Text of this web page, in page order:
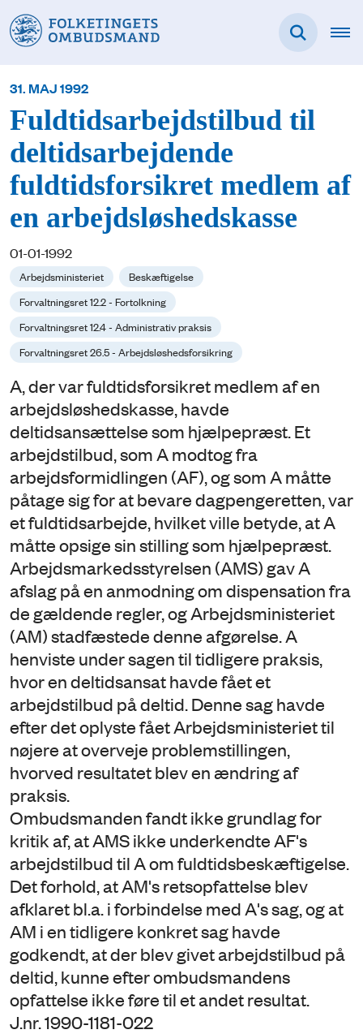
31. MAJ 1992
Fuldtidsarbejdstilbud til
deltidsarbejdende
fuldtidsforsikret medlem af
en arbejdsløshedskasse
01-01-1992
Arbejdsministeriet
Beskæftigelse
Forvaltningsret 12.2 - Fortolkning
Forvaltningsret 12.4 - Administrativ praksis
Forvaltningsret 26.5 - Arbejdsløshedsforsikring
A, der var fuldtidsforsikret medlem af en
arbejdsløshedskasse, havde
deltidsansættelse som hjælpepræst. Et
arbejdstilbud, som A modtog fra
arbejdsformidlingen (AF), og som A måtte
påtage sig for at bevare dagpengeretten, var
et fuldtidsarbejde, hvilket ville betyde, at A
måtte opsige sin stilling som hjælpepræst.
Arbejdsmarkedsstyrelsen (AMS) gav A
afslag på en anmodning om dispensation fra
de gældende regler, og Arbejdsministeriet
(AM) stadfæstede denne afgørelse. A
henviste under sagen til tidligere praksis,
hvor en deltidsansat havde fået et
arbejdstilbud på deltid. Denne sag havde
efter det oplyste fået Arbejdsministeriet til
nøjere at overveje problemstillingen,
hvorved resultatet blev en ændring af
praksis.
Ombudsmanden fandt ikke grundlag for
kritik af, at AMS ikke underkendte AF's
arbejdstilbud til A om fuldtidsbeskæftigelse.
Det forhold, at AM's retsopfattelse blev
afklaret bl.a. i forbindelse med A's sag, og at
AM i en tidligere konkret sag havde
godkendt, at der blev givet arbejdstilbud på
deltid, kunne efter ombudsmandens
opfattelse ikke føre til et andet resultat.
J.nr. 1990-1181-022